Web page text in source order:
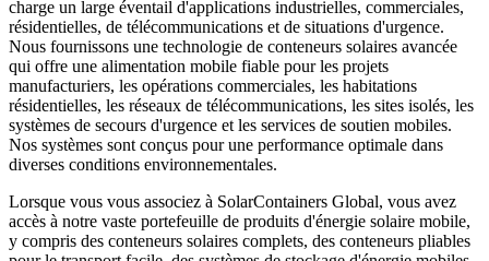
charge un large éventail d'applications industrielles, commerciales,
résidentielles, de télécommunications et de situations d'urgence.
Nous fournissons une technologie de conteneurs solaires avancée
qui offre une alimentation mobile fiable pour les projets
manufacturiers, les opérations commerciales, les habitations
résidentielles, les réseaux de télécommunications, les sites isolés, les
systèmes de secours d'urgence et les services de soutien mobiles.
Nos systèmes sont conçus pour une performance optimale dans
diverses conditions environnementales.
Lorsque vous vous associez à SolarContainers Global, vous avez
accès à notre vaste portefeuille de produits d'énergie solaire mobile,
y compris des conteneurs solaires complets, des conteneurs pliables